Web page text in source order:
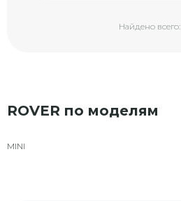
Найдено всего:
ROVER по моделям
MINI